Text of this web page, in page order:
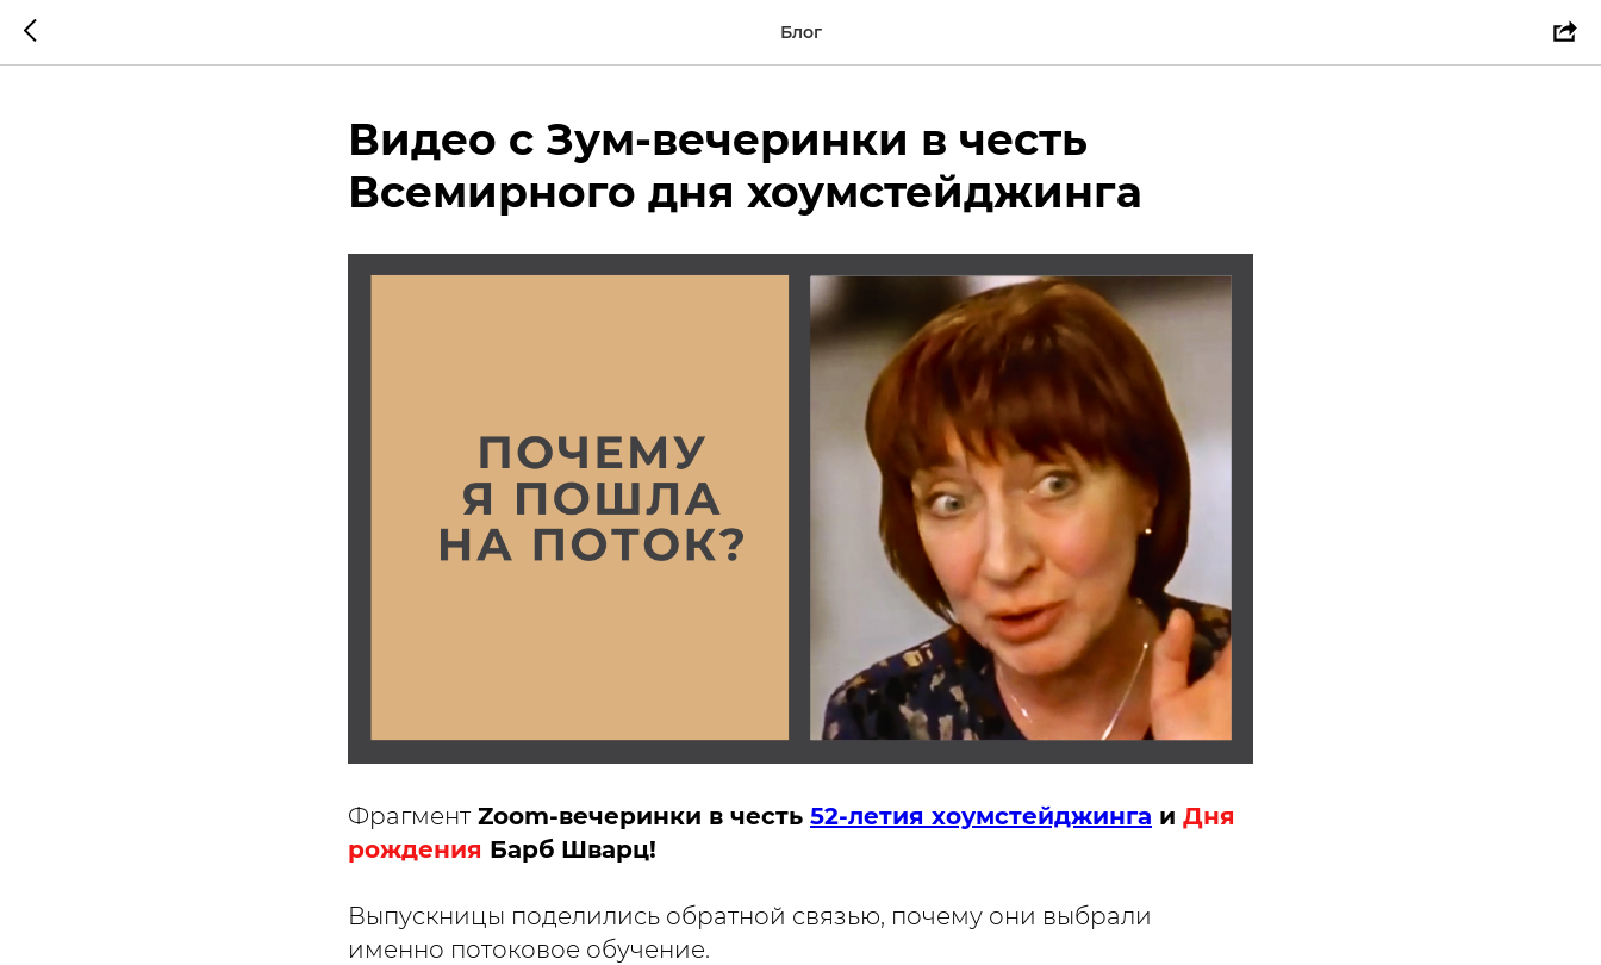
Блог
Видео с Зум-вечеринки в честь
Всемирного дня хоумстейджинга
ФрагментZoom-вечеринки в честь 52-летия хоумстейджинга и Дня
рождения Барб Шварц!
Выпускницы поделились обратной связью, почему они выбрали
именно потоковое обучение.